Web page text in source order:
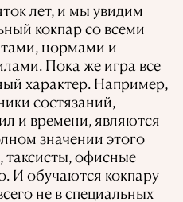
лет, и мы увидим
кокпар со всеми
нормами и
Пока же игра все
характер. Например,
состязаний,
и времени, являются
значении этого
таксисты, офисные
И обучаются кокпару
не в специальных